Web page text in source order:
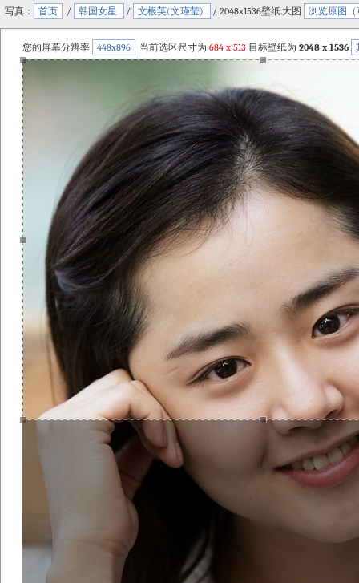
写真： 首页 / 韩国女星 / 文根英(文瑾莹) / 2048x1536壁纸.大图 浏览原图
您的屏幕分辨率 448x896 当前选区尺寸为 684 x 513 目标壁纸为 2048 x 1536